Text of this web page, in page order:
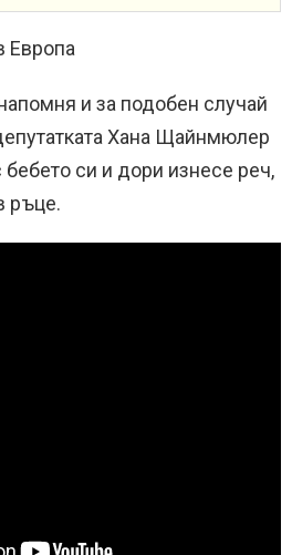
Европа
и за подобен случай
Хана Щайнмюлер
бебето си и дори изнесе реч,
ръце.